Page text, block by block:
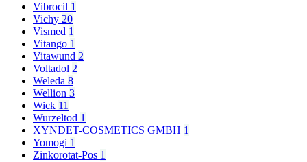
Vibrocil 1
Vichy 20
Vismed 1
Vitango 1
Vitawund 2
Voltadol 2
Weleda 8
Wellion 3
Wick 11
Wurzeltod 1
XYNDET-COSMETICS GMBH 1
Yomogi 1
Zinkorotat-Pos 1